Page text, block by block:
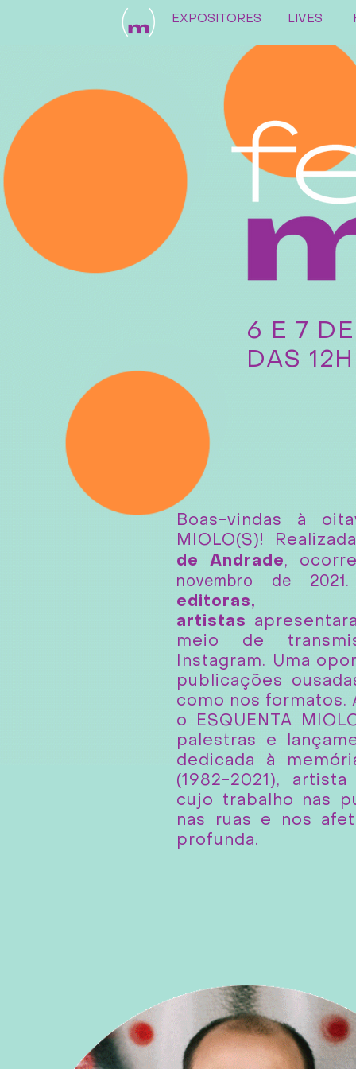
EXPOSITORES LIVES
6 E 7
DAS
Boas-vindas à
MIOLO(S)!
de Andrade,
novembro de 2021
editoras,
artistas
meio de
Instagram. Uma
publicações
como nos formatos.
o ESQUENTA
palestras e
dedicada à
(1982-2021),
cujo trabalho nas
nas ruas e nos
profunda.